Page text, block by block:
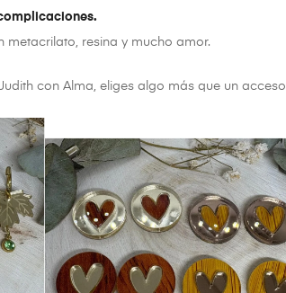
metacrilato, resina y mucho amor.
con Alma, eliges algo más que un